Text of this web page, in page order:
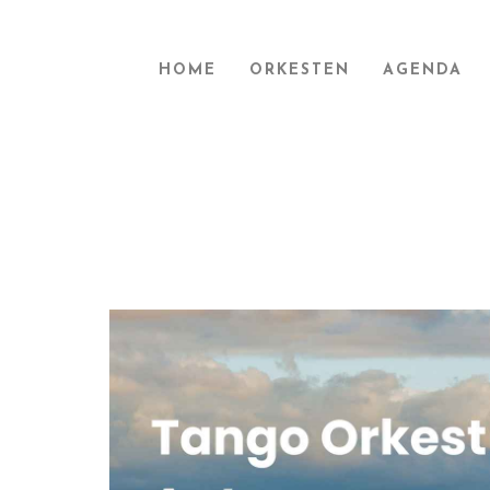
HOME ORKESTEN AGENDA